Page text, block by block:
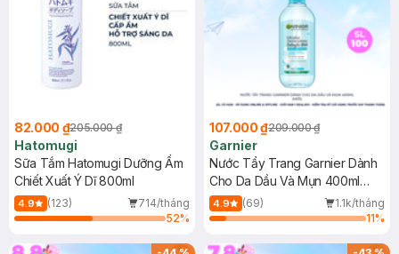
82.000 ₫205.000 ₫
Hatomugi
Sữa Tắm Hatomugi Dưỡng Ẩm
Chiết Xuất Ý Dĩ 800ml
4.9 (123)
714/tháng
52%
107.000 ₫209.000 ₫
Garnier
Nước Tẩy Trang Garnier Dành
Cho Da Dầu Và Mụn 400ml
(Mới)
4.9 (69)
1.1k/tháng
11%